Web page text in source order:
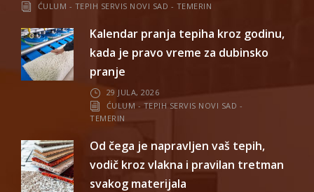
ĆULUM - TEPIH SERVIS NOVI SAD - TEMERIN
Kalendar pranja tepiha kroz godinu,
kada je pravo vreme za dubinsko
pranje
29 JULA, 2026
ĆULUM - TEPIH SERVIS NOVI SAD -
TEMERIN
Od čega je napravljen vaš tepih,
vodič kroz vlakna i pravilan tretman
svakog materijala